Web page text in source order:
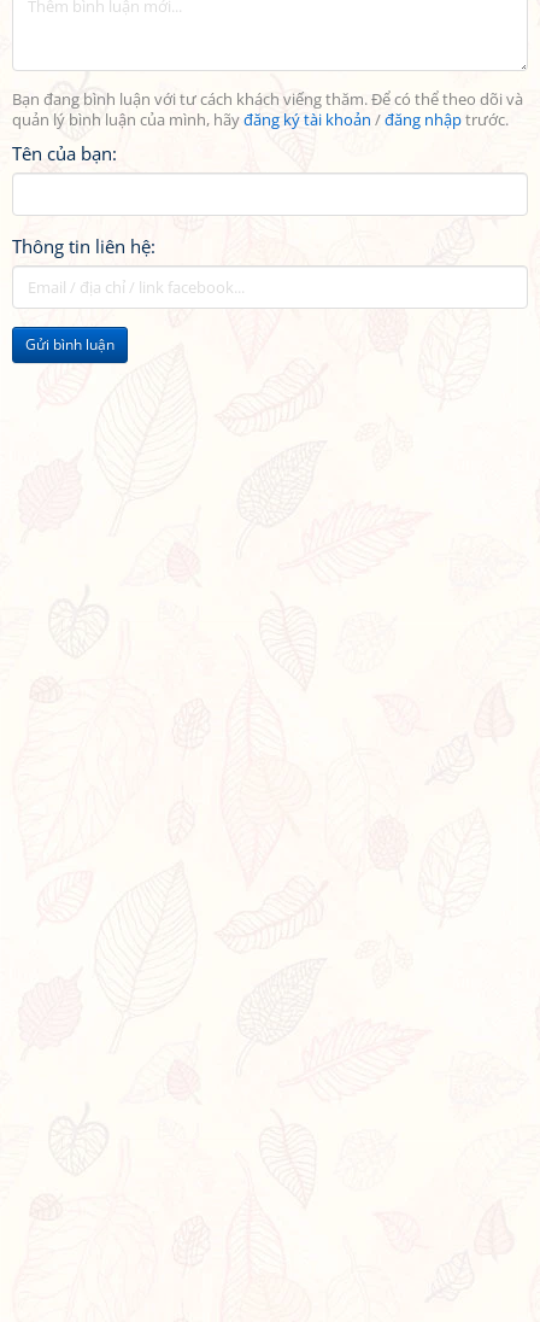
Bạn đang bình luận với tư cách khách viếng thăm. Để có thể theo dõi và
quản lý bình luận của mình, hãyđăng ký tài khoản /đăng nhậptrước.
Tên của bạn:
Thông tin liên hệ:
Gửi bình luận